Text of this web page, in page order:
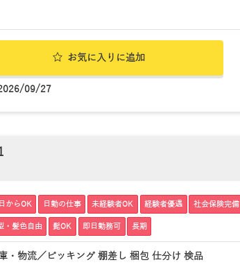
お気に入りに追加
09/27
からOK 日勤の仕事 未経験者OK 経験者優遇 社会保険完備
・髪色自由 髭OK 即日勤務可 長期
・物流／ピッキング 棚差し 梱包 仕分け 検品